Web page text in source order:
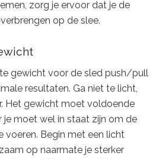
zorg je ervoor dat je de
op de slee.
gewicht voor de sled push/pull
resultaten. Ga niet te licht,
Het gewicht moet voldoende
je moet wel in staat zijn om de
voeren. Begin met een licht
op naarmate je sterker